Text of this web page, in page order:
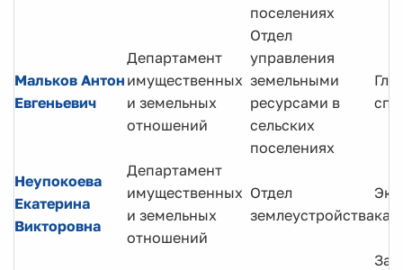
поселениях
Мальков Антон
Евгеньевич
Департамент
имущественных
и земельных
отношений
Отдел
управления
земельными
ресурсами в
сельских
поселениях
Неупокоева
Екатерина
Викторовна
Департамент
имущественных
и земельных
отношений
Отдел
землеустройства